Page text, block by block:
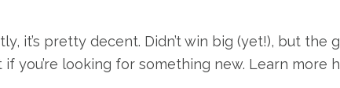
it’s pretty decent. Didn’t win big (yet!), but the
you’re looking for something new. Learn more